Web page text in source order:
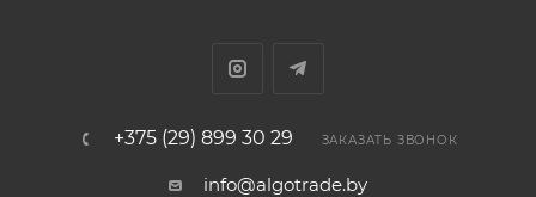
+375 (29) 899 30 29 ЗАКАЗАТЬ ЗВОНОК
info@algotrade.by